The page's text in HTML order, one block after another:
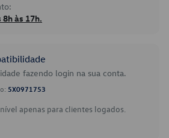
às 17h.
fazendo login na sua conta.
5X0971753
apenas para clientes logados.